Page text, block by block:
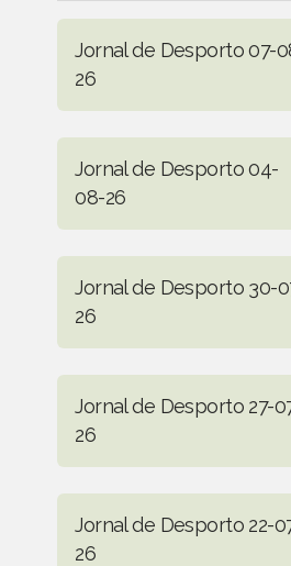
Jornal de Desporto 07-
26
Jornal de Desporto 04-
08-26
Jornal de Desporto 30-
26
Jornal de Desporto 27-
26
Jornal de Desporto 22-
26